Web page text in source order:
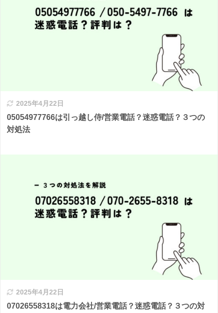
2025年4月22日
05054977766は引っ越し侍/営業電話？迷惑電話？３つの
対処法
2025年4月22日
07026558318は電力会社/営業電話？迷惑電話？３つの対